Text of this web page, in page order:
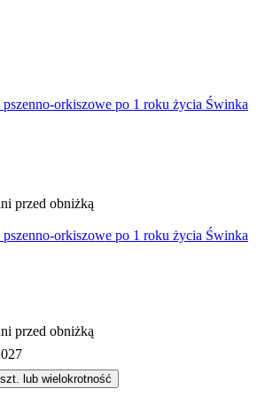
pszenno-orkiszowe po 1 roku życia Świnka
przed obniżką
pszenno-orkiszowe po 1 roku życia Świnka
przed obniżką
szt. lub wielokrotność